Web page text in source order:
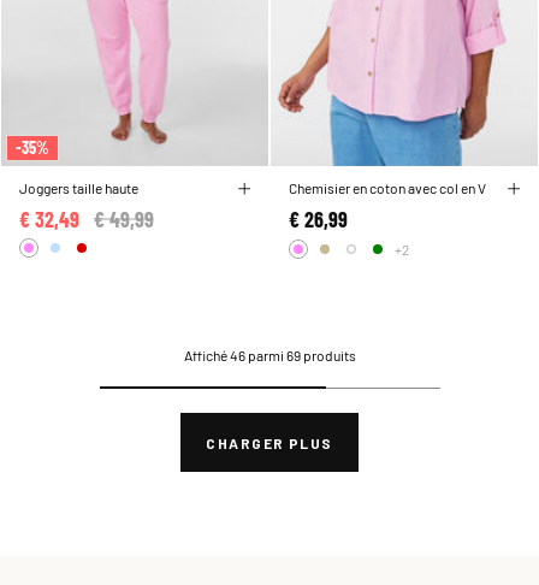
-35%
Joggers taille haute
Price reduced from
€ 49,99
€ 32,49
Chemisier en coton avec col en V
€ 26,99
+2
Affiché 46 parmi 69 produits
CHARGER PLUS